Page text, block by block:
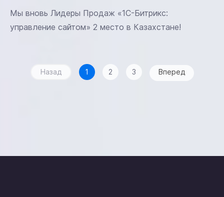
Мы вновь Лидеры Продаж «1С-Битрикс:
управление сайтом» 2 место в Казахстане!
Назад 1 2 3 Вперед